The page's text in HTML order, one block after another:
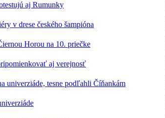
aj Rumunky
v drese českého šampióna
Horou na 10. priečke
aj verejnosť
univerziáde, tesne podľahli Číňankám